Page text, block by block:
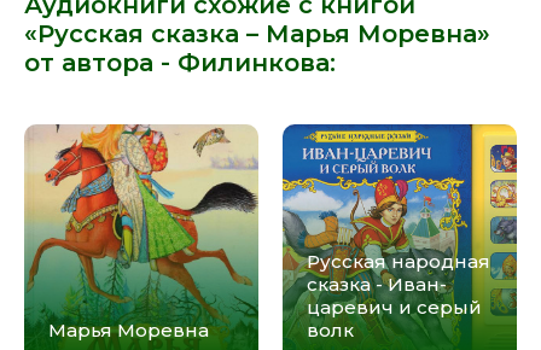
«Русская сказка – Марья Моревна»
от автора - Филинкова:
Марья Моревна
Русская народная
сказка - Иван-
царевич и серый
волк